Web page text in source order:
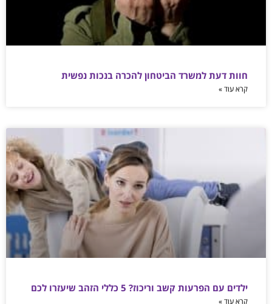
חוות דעת למשרד הביטחון להכרה בנכות נפשית
קרא עוד »
ילדים עם הפרעות קשב וריכוז? 5 כללי הזהב שיעזרו לכם
קרא עוד »